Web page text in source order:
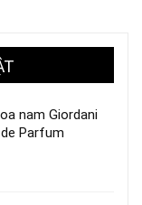
nam Giordani
Parfum